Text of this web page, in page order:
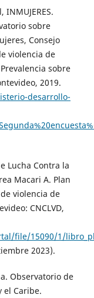
sobre
Consejo
violencia de
sobre
2019.
desarrollo-
Lucha Contra la
Macari A. Plan
violencia de
CNCLVD,
file/15090/1/
2023).
Observatorio de
el Caribe.